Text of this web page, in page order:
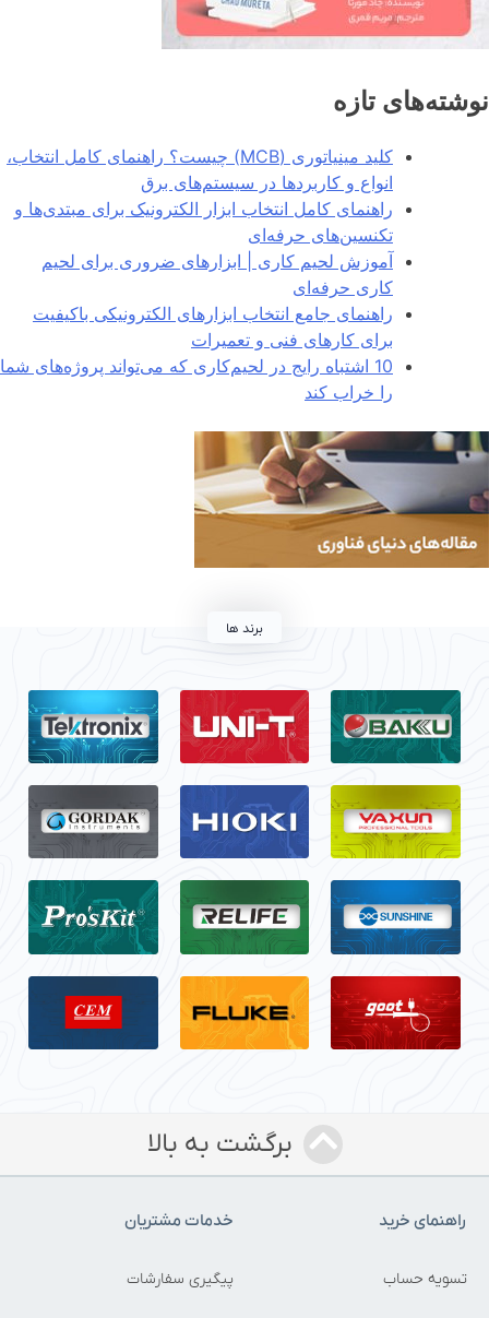
نوشته‌های تازه
کلید مینیاتوری (MCB) چیست؟ راهنمای کامل انتخاب،
انواع و کاربردها در سیستم‌های برق
راهنمای کامل انتخاب ابزار الکترونیک برای مبتدی‌ها و
تکنسین‌های حرفه‌ای
آموزش لحیم کاری | ابزارهای ضروری برای لحیم
کاری حرفه‌ای
راهنمای جامع انتخاب ابزارهای الکترونیکی باکیفیت
برای کارهای فنی و تعمیرات
10 اشتباه رایج در لحیم‌کاری که می‌تواند پروژه‌های شما
را خراب کند
برند ها
برگشت به بالا
راهنمای خرید
تسویه حساب
خدمات مشتریان
پیگیری سفارشات